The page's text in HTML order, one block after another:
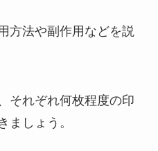
方法や副作用などを説
それぞれ何枚程度の印
ましょう。